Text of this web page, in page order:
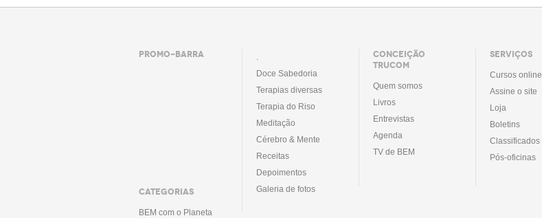
PROMO-BARRA
CATEGORIAS
BEM com o Planeta
.
Doce Sabedoria
Terapias diversas
Terapia do Riso
Meditação
Cérebro & Mente
Receitas
Depoimentos
Galeria de fotos
CONCEIÇÃO
TRUCOM
Quem somos
Livros
Entrevistas
Agenda
TV de BEM
SERVIÇOS
Cursos online
Assine o site
Loja
Boletins
Classificados
Pós-oficinas